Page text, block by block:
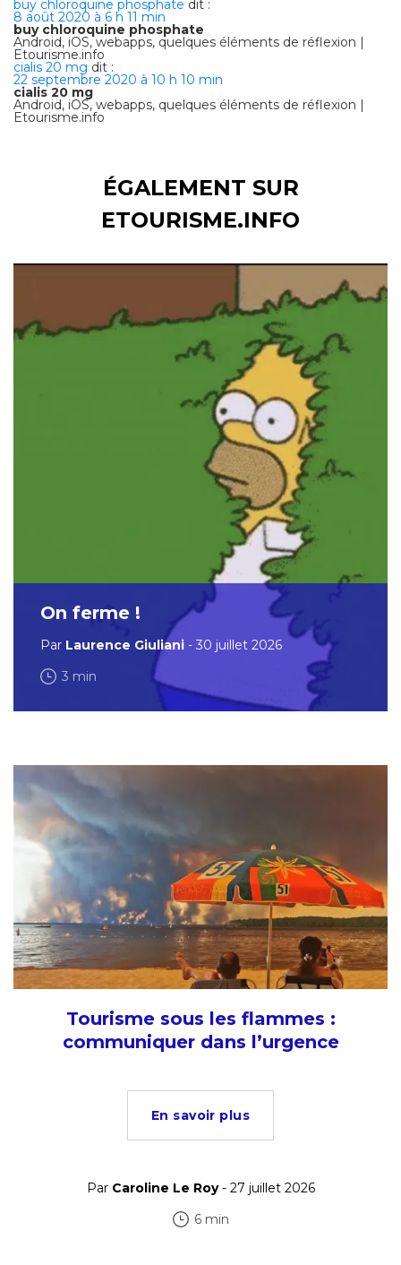
buy chloroquine phosphate dit :
8 août 2020 à 6 h 11 min
buy chloroquine phosphate
Android, iOS, webapps, quelques éléments de réflexion |
Etourisme.info
cialis 20 mg dit :
22 septembre 2020 à 10 h 10 min
cialis 20 mg
Android, iOS, webapps, quelques éléments de réflexion |
Etourisme.info
ÉGALEMENT SUR
ETOURISME.INFO
On ferme !
Par Laurence Giuliani - 30 juillet 2026
3 min
Tourisme sous les flammes :
communiquer dans l’urgence
En savoir plus
Par Caroline Le Roy- 27 juillet 2026
6 min